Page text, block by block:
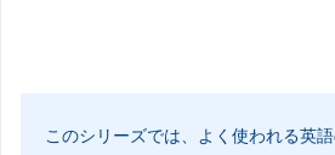
このシリーズでは、よく使われる英